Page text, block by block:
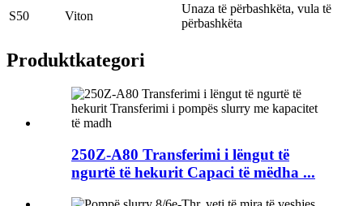
S50
Viton
Unaza të përbashkëta, vula të
përbashkëta
Produktkategori
250Z-A80 Transferimi i lëngut të
ngurtë të hekurit Capaci të mëdha ...